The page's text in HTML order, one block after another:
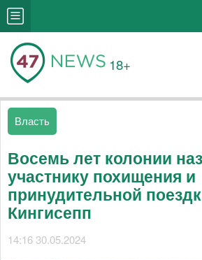
18+
Власть
Восемь лет колонии
участнику похищения и
принудительной
Кингисепп
14:16 30.05.2024